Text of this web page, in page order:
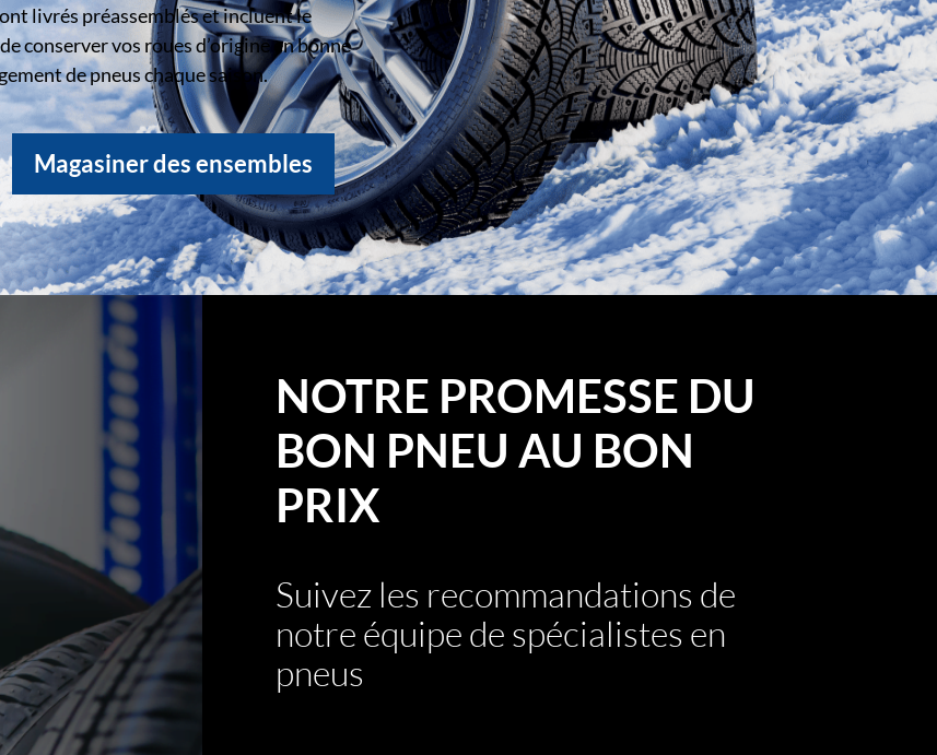
livrés préassemblés et incluent le
conserver vos roues d’origine en bonne
de pneus chaque saison.
Magasiner des ensembles
NOTRE PROMESSE DU
BON PNEU AU BON
PRIX
Suivez les recommandations de
notre équipe de spécialistes en
pneus